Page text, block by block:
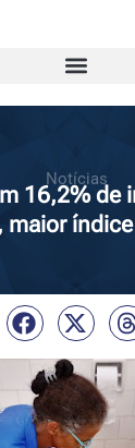
Notícias
16,2% de
maior